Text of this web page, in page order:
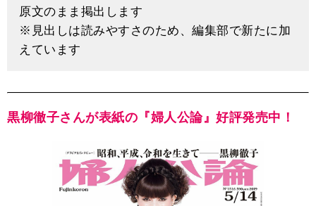
原文のまま掲出します
※見出しは読みやすさのため、編集部で新たに加
えています
黒柳徹子さんが表紙の『婦人公論』好評発売中！